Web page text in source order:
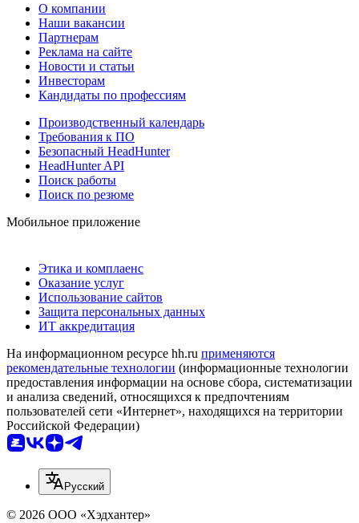
О компании
Наши вакансии
Партнерам
Реклама на сайте
Новости и статьи
Инвесторам
Кандидаты по профессиям
Производственный календарь
Требования к ПО
Безопасный HeadHunter
HeadHunter API
Поиск работы
Поиск по резюме
Мобильное приложение
Этика и комплаенс
Оказание услуг
Использование сайтов
Защита персональных данных
ИТ аккредитация
На информационном ресурсе hh.ru применяются
рекомендательные технологии (информационные технологии
предоставления информации на основе сбора, систематизации
и анализа сведений, относящихся к предпочтениям
пользователей сети «Интернет», находящихся на территории
Российской Федерации)
Русский
© 2026 ООО «Хэдхантер»